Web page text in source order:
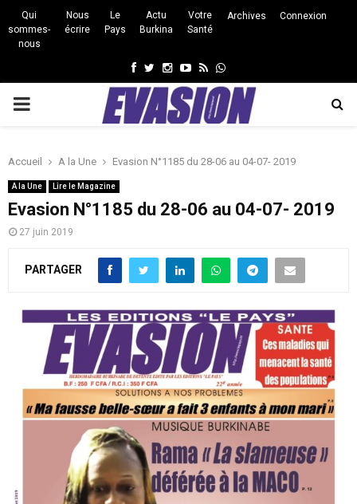
Qui
sommes-
nous
Nous
écrire
Le
Pays
Actu
Burkina
Votre
Santé
Archives Connexion
Facebook
Twitter
Instagram
Youtube
RssWhatsapp
PRIMARY
Accueil A la Une Evasion N°1185 du 28-06 au 04-07- 2019
A la Une Lire le Magazine
Evasion N°1185 du 28-06 au 04-07- 2019
27 juin 2019
PARTAGER